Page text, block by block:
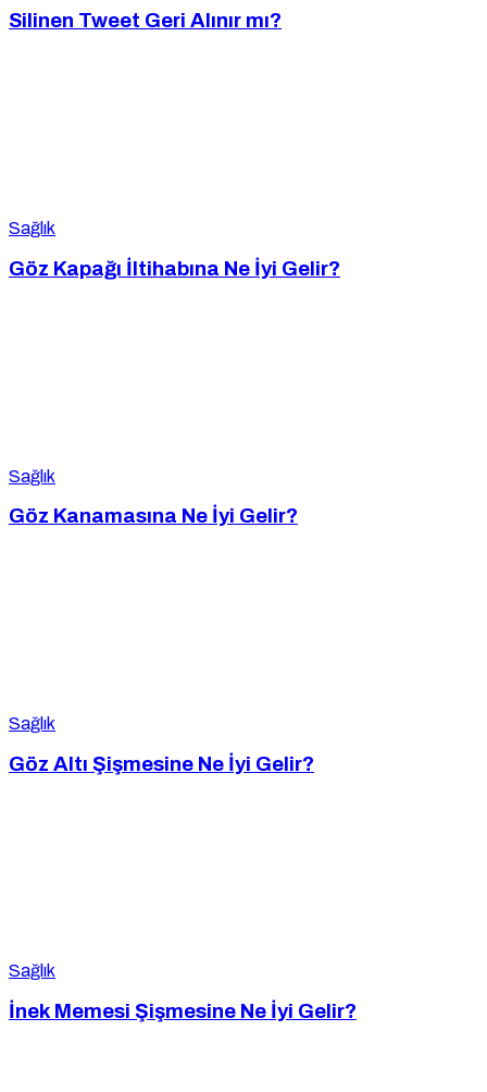
Silinen Tweet Geri Alınır mı?
Sağlık
Göz Kapağı İltihabına Ne İyi Gelir?
Sağlık
Göz Kanamasına Ne İyi Gelir?
Sağlık
Göz Altı Şişmesine Ne İyi Gelir?
Sağlık
İnek Memesi Şişmesine Ne İyi Gelir?